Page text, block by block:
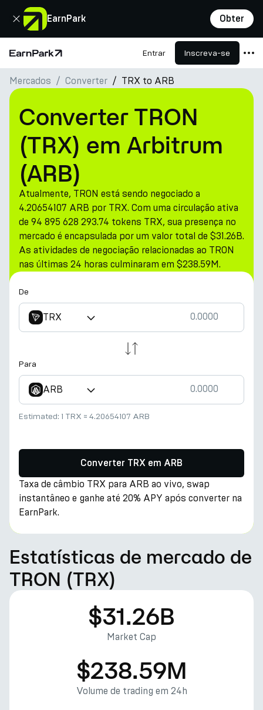
EarnPark Obter
Fechar
Página Inicial Entrar Inscreva-se
Produtos
Mercados
Calculadoras
PARK Token
Recursos
Empresa
Mercados Converter TRX to ARB
Converter TRON
(TRX) em Arbitrum
(ARB)
Atualmente, TRON está sendo negociado a
4.20654107 ARB por TRX. Com uma circulação ativa
de 94 895 628 293.74 tokens TRX, sua presença no
mercado é encapsulada por um valor total de $31.26B.
As atividades de negociação relacionadas ao TRON
nas últimas 24 horas culminaram em $238.59M.
De
TRX
Para
ARB
Estimated: 1 TRX ≈ 4.20654107 ARB
Converter TRX em ARB
Taxa de câmbio TRX para ARB ao vivo, swap
instantâneo e ganhe até 20% APY após converter na
EarnPark.
Estatísticas de mercado de
TRON (TRX)
$31.26B
Market Cap
$238.59M
Volume de trading em 24h